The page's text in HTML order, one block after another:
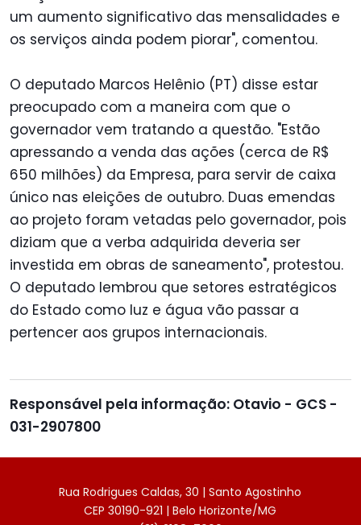
um aumento significativo das mensalidades e
os serviços ainda podem piorar", comentou.
O deputado Marcos Helênio (PT) disse estar
preocupado com a maneira com que o
governador vem tratando a questão. "Estão
apressando a venda das ações (cerca de R$
650 milhões) da Empresa, para servir de caixa
único nas eleições de outubro. Duas emendas
ao projeto foram vetadas pelo governador, pois
diziam que a verba adquirida deveria ser
investida em obras de saneamento", protestou.
O deputado lembrou que setores estratégicos
do Estado como luz e água vão passar a
pertencer aos grupos internacionais.
Responsável pela informação: Otavio - GCS -
031-2907800
Rua Rodrigues Caldas, 30 | Santo Agostinho
CEP 30190-921 | Belo Horizonte/MG